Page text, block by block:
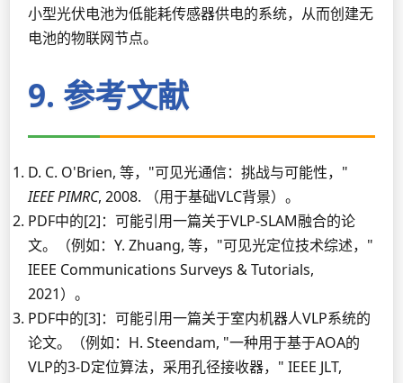
小型光伏电池为低能耗传感器供电的系统，从而创建无
电池的物联网节点。
9. 参考文献
D. C. O'Brien, 等，"可见光通信：挑战与可能性，"
IEEE PIMRC, 2008. （用于基础VLC背景）。
PDF中的[2]：可能引用一篇关于VLP-SLAM融合的论
文。（例如：Y. Zhuang, 等，"可见光定位技术综述，"
IEEE Communications Surveys & Tutorials,
2021）。
PDF中的[3]：可能引用一篇关于室内机器人VLP系统的
论文。（例如：H. Steendam, "一种用于基于AOA的
VLP的3-D定位算法，采用孔径接收器，" IEEE JLT,